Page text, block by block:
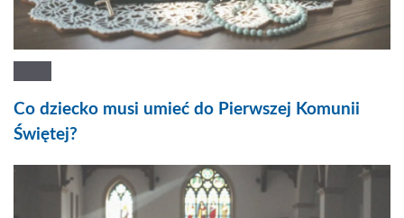
Co dziecko musi umieć do Pierwszej Komunii
Świętej?